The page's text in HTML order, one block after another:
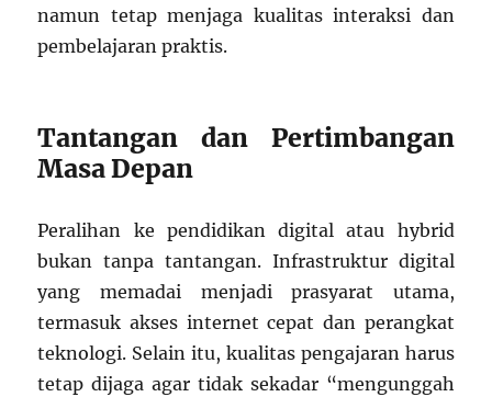
namun tetap menjaga kualitas interaksi dan
pembelajaran praktis.
Tantangan dan Pertimbangan
Masa Depan
Peralihan ke pendidikan digital atau hybrid
bukan tanpa tantangan. Infrastruktur digital
yang memadai menjadi prasyarat utama,
termasuk akses internet cepat dan perangkat
teknologi. Selain itu, kualitas pengajaran harus
tetap dijaga agar tidak sekadar “mengunggah